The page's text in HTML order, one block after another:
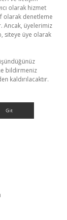
olarak hizmet
olarak denetleme
Ancak, üyelerimiz
siteye üye olarak
bildirmeniz
kaldırılacaktır.